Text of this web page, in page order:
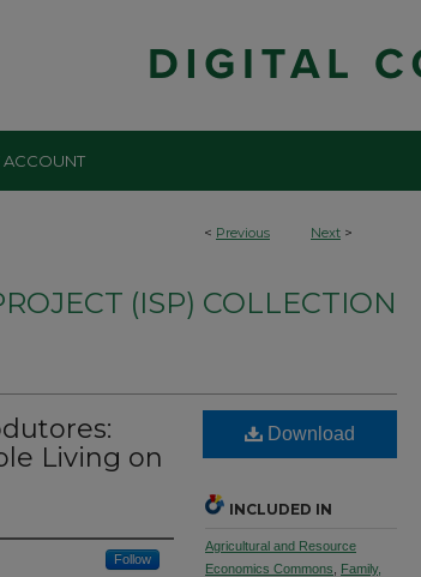
ACCOUNT
< Previous Next >
(ISP) COLLECTION
Living on
Follow
Download
INCLUDED IN
Agricultural and Resource
Economics Commons
Family,